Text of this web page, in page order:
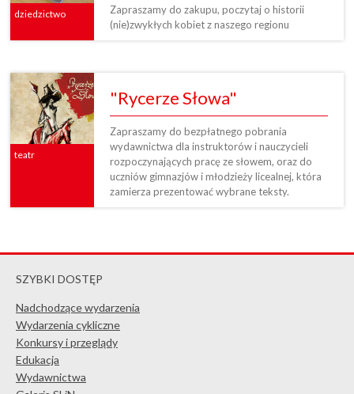
dziedzictwo
Zapraszamy do zakupu, poczytaj o historii
(nie)zwykłych kobiet z naszego regionu
teatr
"Rycerze Słowa"
Zapraszamy do bezpłatnego pobrania
wydawnictwa dla instruktorów i nauczycieli
rozpoczynających pracę ze słowem, oraz do
uczniów gimnazjów i młodzieży licealnej, która
zamierza prezentować wybrane teksty.
SZYBKI DOSTĘP
Nadchodzące wydarzenia
Wydarzenia cykliczne
Konkursy i przeglądy
Edukacja
Wydawnictwa